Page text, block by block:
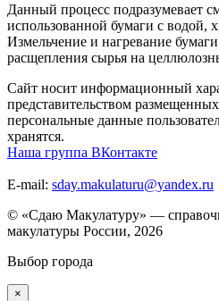
Данный процесс подразумевает
использованной бумаги с водой,
Измельчение и нагревание
расщепления сырья на
Сайт носит информационный
представительством
персональные данные
хранятся.
Наша группа ВКонтакте
E-mail: sday.makulaturu@yandex.ru
© «Сдаю Макулатуру» —
макулатуры России, 2026
Выбор города
×